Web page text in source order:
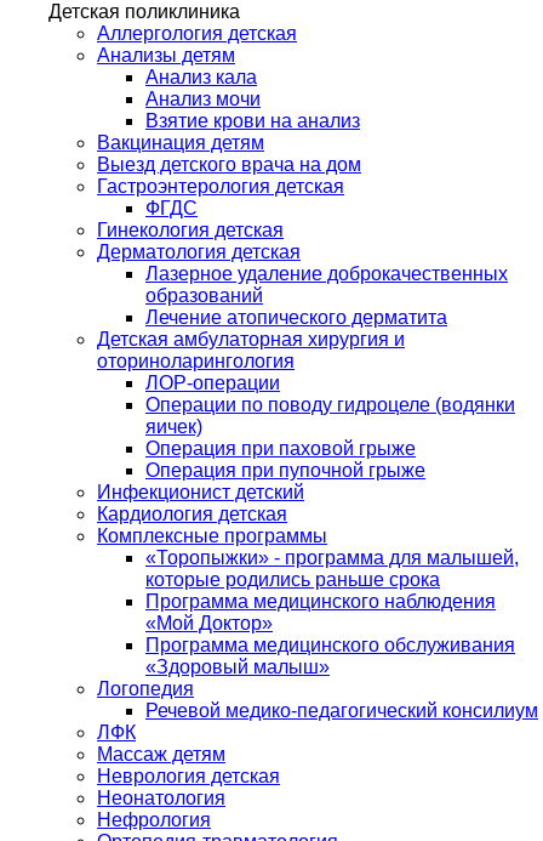
Детская поликлиника
Аллергология детская
Анализы детям
Анализ кала
Анализ мочи
Взятие крови на анализ
Вакцинация детям
Выезд детского врача на дом
Гастроэнтерология детская
ФГДС
Гинекология детская
Дерматология детская
Лазерное удаление доброкачественных
образований
Лечение атопического дерматита
Детская амбулаторная хирургия и
оториноларингология
ЛОР-операции
Операции по поводу гидроцеле (водянки
яичек)
Операция при паховой грыже
Операция при пупочной грыже
Инфекционист детский
Кардиология детская
Комплексные программы
«Торопыжки» - программа для малышей,
которые родились раньше срока
Программа медицинского наблюдения
«Мой Доктор»
Программа медицинского обслуживания
«Здоровый малыш»
Логопедия
Речевой медико-педагогический консилиум
ЛФК
Массаж детям
Неврология детская
Неонатология
Нефрология